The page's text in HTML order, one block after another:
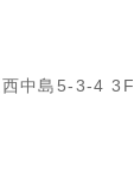
西中島5-3-4 3F